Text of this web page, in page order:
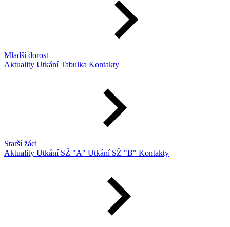
Mladší dorost
Aktuality UtkáníTabulka Kontakty
Starší žáci
Aktuality Utkání SŽ "A" Utkání SŽ "B" Kontakty